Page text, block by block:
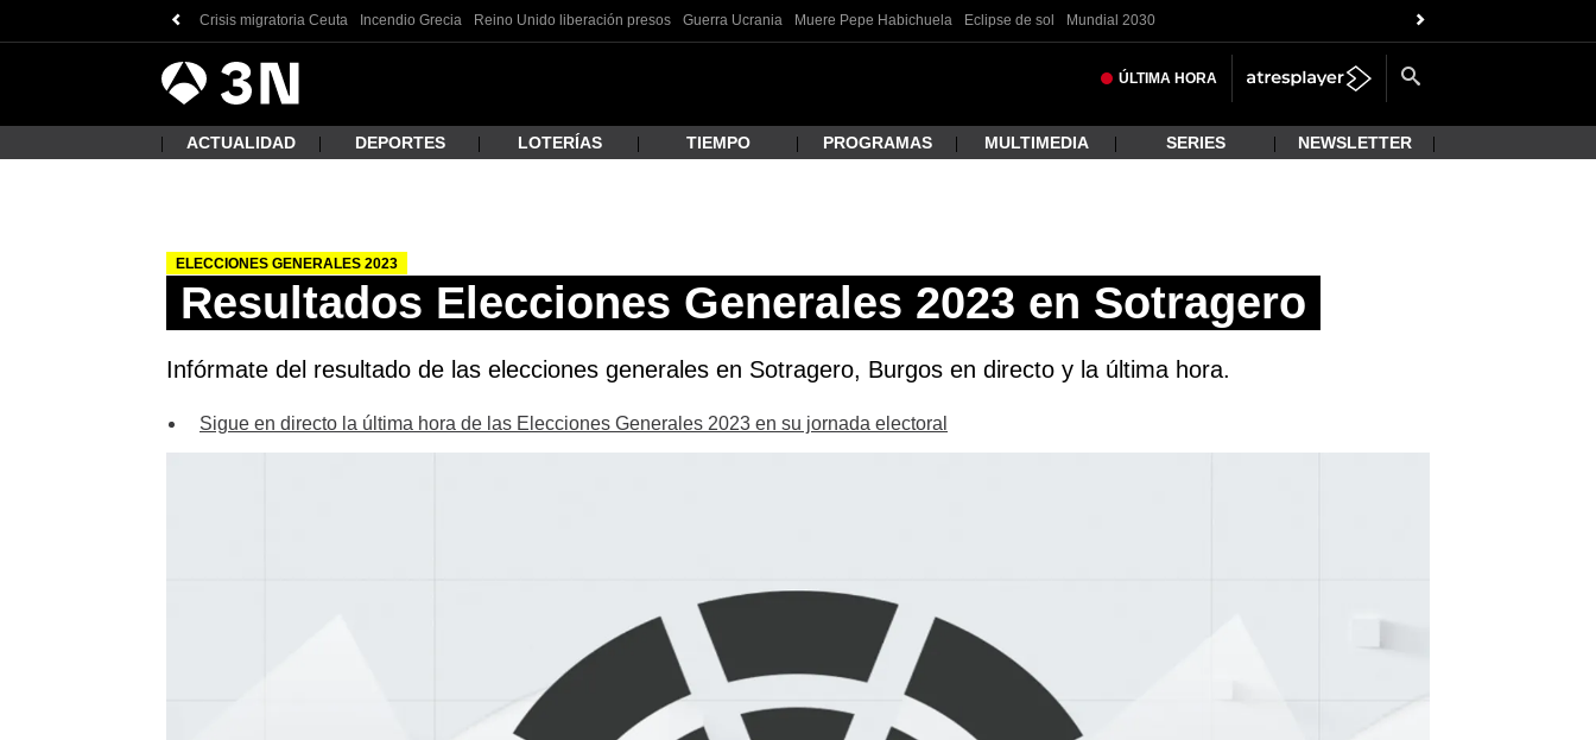
Crisis migratoria Ceuta Incendio Grecia Reino Unido liberación presos Guerra Ucrania Muere Pepe Habichuela Eclipse de sol Mundial 2030
3
Noticias ÚLTIMA HORA
¿Qué estás buscando?
ACTUALIDAD DEPORTES LOTERÍAS TIEMPO PROGRAMAS MULTIMEDIA SERIES NEWSLETTER
ELECCIONES GENERALES 2023
Resultados Elecciones Generales 2023 en Sotragero
Infórmate del resultado de las elecciones generales en Sotragero, Burgos en directo y la última hora.
Sigue en directo la última hora de las Elecciones Generales 2023 en su jornada electoral